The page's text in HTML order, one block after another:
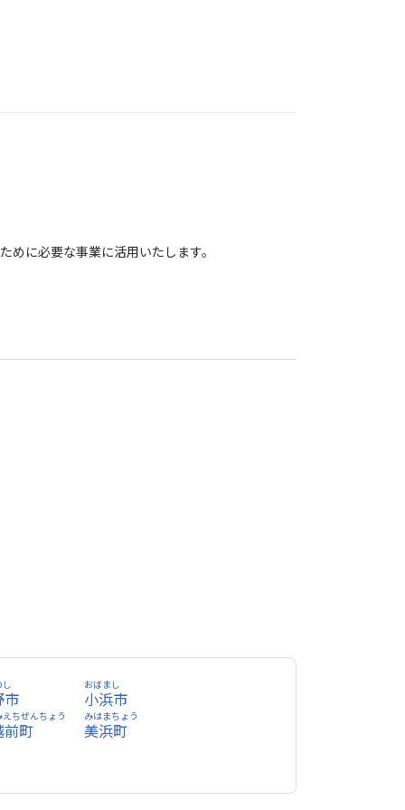
に必要な事業に活用いたします。
市
し
小浜市
おばまし
前町
えちぜんちょう
美浜町
みはまちょう